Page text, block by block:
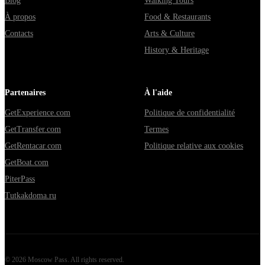
À propos
Contacts
Food & Restaurants
Arts & Culture
History & Heritage
Partenaires
GetExperience.com
GetTransfer.com
GetRentacar.com
GetBoat.com
PiterPass
Tutkakdoma.ru
À l'aide
Politique de confidentialité
Termes
Politique relative aux cookies
© 2026 Moscow Pass . All rights reserved.